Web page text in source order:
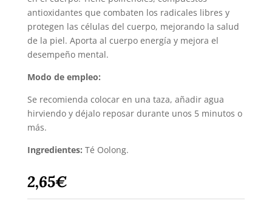
antioxidantes que combaten los radicales libres y
protegen las células del cuerpo, mejorando la salud
de la piel. Aporta al cuerpo energía y mejora el
desempeño mental.
Modo de empleo:
Se recomienda colocar en una taza, añadir agua
hirviendo y déjalo reposar durante unos 5 minutos o
más.
Ingredientes: Té Oolong.
2,65€